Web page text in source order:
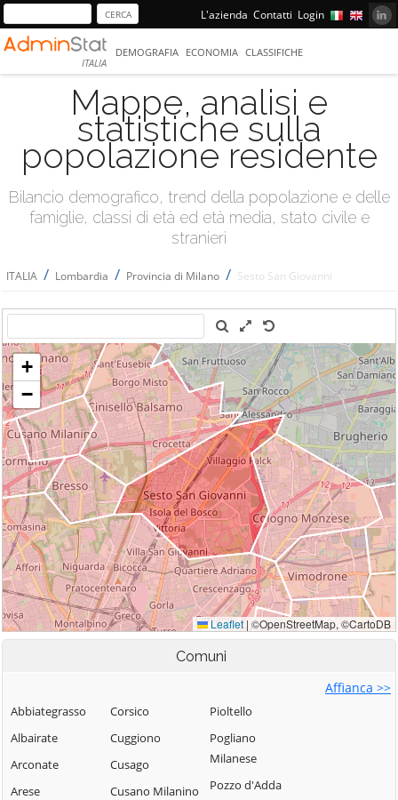
L'azienda Contatti Login
ITALIA
DEMOGRAFIA ECONOMIA CLASSIFICHE
Mappe, analisi e
statistiche sulla
popolazione residente
Bilancio demografico, trend della popolazione e delle
famiglie, classi di età ed età media, stato civile e
stranieri
ITALIA / Lombardia / Provincia di Milano / Sesto San Giovanni
Comuni
Affianca >>
Abbiategrasso
Albairate
Arconate
Arese
Corsico
Cuggiono
Cusago
Cusano Milanino
Pioltello
Pogliano
Milanese
Pozzo d'Adda